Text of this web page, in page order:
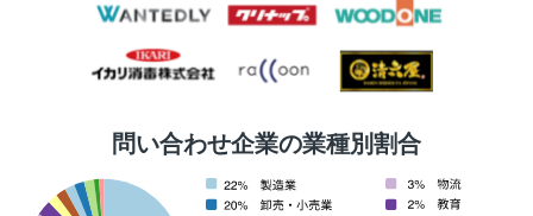
問い合わせ企業の業種別割合